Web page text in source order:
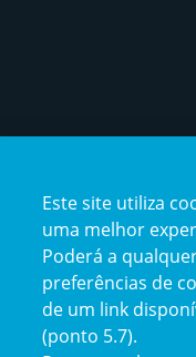
Este site utiliza
uma melhor
Poderá a
preferências de
de um link
(ponto 5.7).